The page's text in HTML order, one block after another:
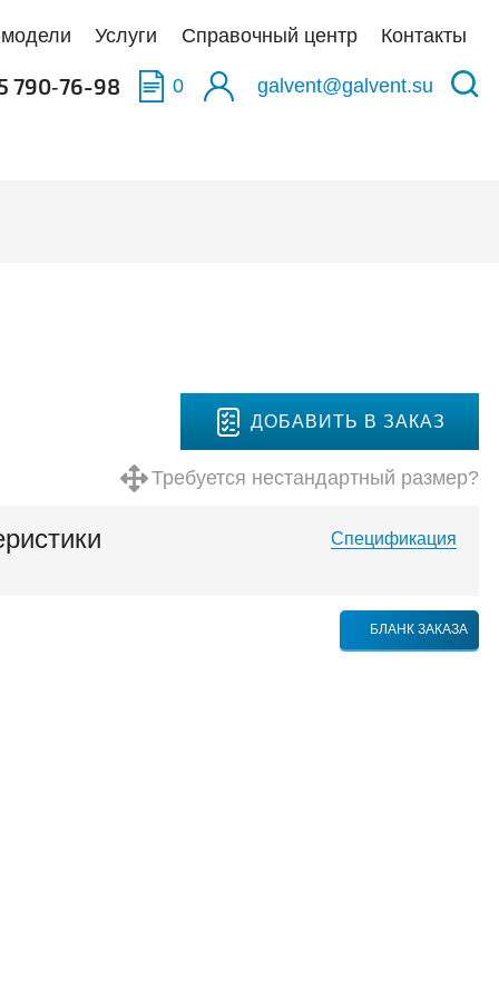
Услуги Справочный центр Контакты
790‑76-98 0 galvent@galvent.su
ДОБАВИТЬ В ЗАКАЗ
Требуется нестандартный размер?
Спецификация
БЛАНК ЗАКАЗА